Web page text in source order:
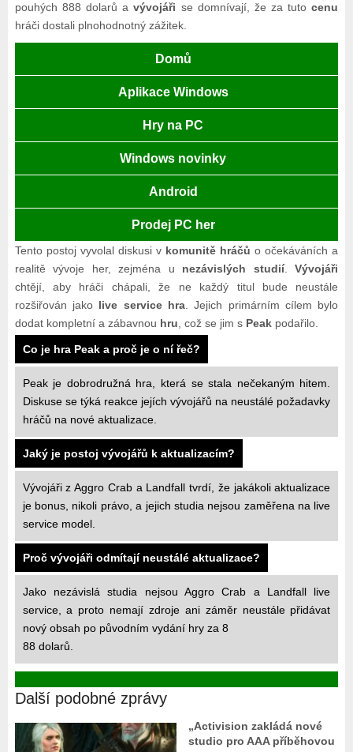
pouhých 888 dolarů avývojáři se domnívají, že za tutocenu
hráči dostali plnohodnotný zážitek.
Domů
Aplikace Windows
Hry na PC
Windows novinky
Android
Prodej PC her
Tento postoj vyvolal diskusi v komunitě hráčů o očekáváních a
realitě vývoje her, zejména u nezávislých studií.Vývojáři
chtějí, aby hráči chápali, že ne každý titul bude neustále
rozšiřován jako live service hra. Jejich primárním cílem bylo
dodat kompletní a zábavnou hru, což se jim s Peakpodařilo.
Co je hra Peak a proč je o ní řeč?
Peak je dobrodružná hra, která se stala nečekaným hitem.
Diskuse se týká reakce jejích vývojářů na neustálé požadavky
hráčů na nové aktualizace.
Jaký je postoj vývojářů k aktualizacím?
Vývojáři z Aggro Crab a Landfall tvrdí, že jakákoli aktualizace
je bonus, nikoli právo, a jejich studia nejsou zaměřena na live
service model.
Proč vývojáři odmítají neustálé aktualizace?
Jako nezávislá studia nejsou Aggro Crab a Landfall live
service, a proto nemají zdroje ani záměr neustále přidávat
nový obsah po původním vydání hry za 8
88 dolarů.
Další podobné zprávy
„Activision zakládá nové
studio pro AAA příběhovou